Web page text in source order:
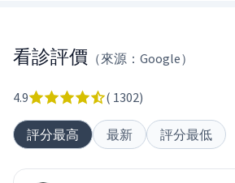
看診評價 （來源：Google）
4.9 ( 1302)
評分最高 最新 評分最低